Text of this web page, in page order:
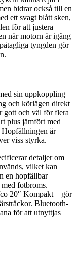
bidrar också till en
ett svagt blått sken,
för att justera
när motorn är igång
tyngden gör
sin uppkoppling –
och körlägen direkt
gott och väl för flera
plus jämfört med
Hopfällningen är
viss styrka.
detaljer om
vilket kan
en hopfällbar
fotbroms.
20″ Kompakt – gör
Bluetooth-
för att utnyttjas